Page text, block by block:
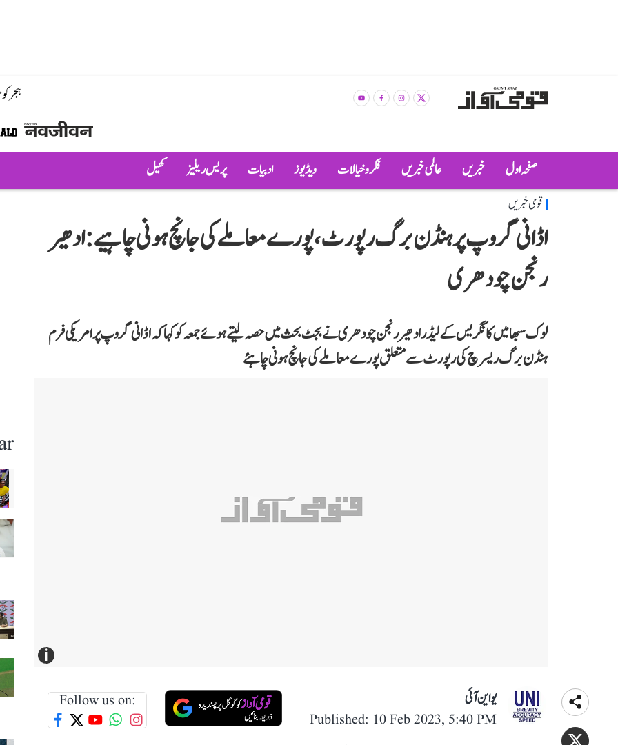
ہجر
صفحہ اول خبریں عالمی خبریں فکر و خیالات ویڈیوز ادبیات پریس ریلیز کھیل
قومی خبریں
اڈانی گروپ پر ہنڈن برگ رپورٹ، پورے معاملے کی جانچ ہونی چاہیے: ادھیر
رنجن چودھری
لوک سبھا میں کانگریس کے لیڈر ادھیر رنجن چودھری نے بجٹ بحث میں حصہ لیتے ہوئے جمعہ کو کہا کہ اڈانی گروپ پر امریکی فرم
ہنڈن برگ ریسرچ کی رپورٹ سے متعلق پورے معاملے کی جانچ ہونی چاہئے
i
یو این آئی
Published: 10 Feb 2023, 5:40 PM
Follow us on: